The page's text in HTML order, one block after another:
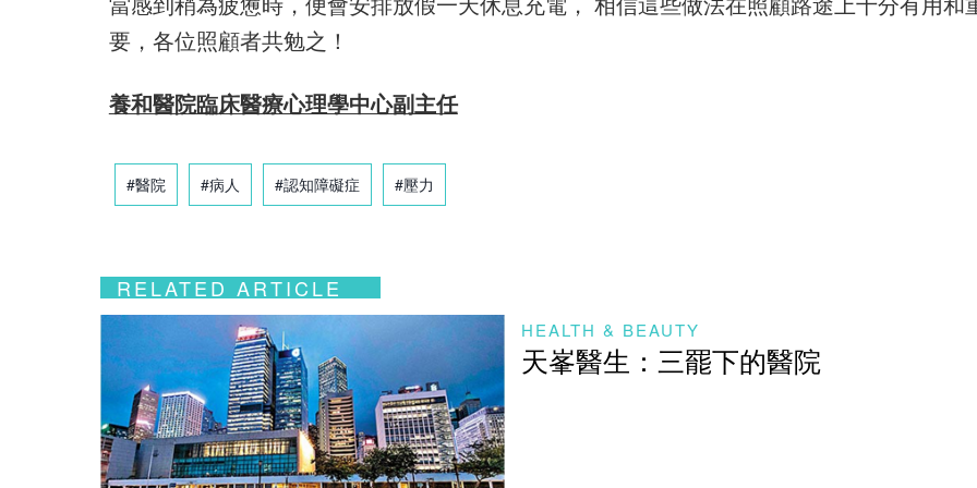
要，各位照顧者共勉之！
養和醫院臨床醫療心理學中心副主任
#醫院 #病人 #認知障礙症 #壓力
RELATED ARTICLE
HEALTH & BEAUTY
天峯醫生：三罷下的醫院